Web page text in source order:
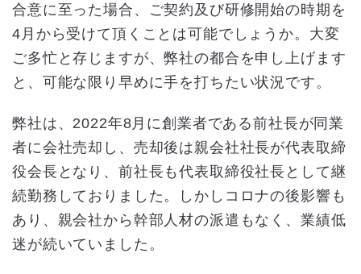
合意に至った場合、ご契約及び研修開始の時期を
4月から受けて頂くことは可能でしょうか。大変
ご多忙と存じますが、弊社の都合を申し上げます
と、可能な限り早めに手を打ちたい状況です。
弊社は、2022年8月に創業者である前社長が同業
者に会社売却し、売却後は親会社社長が代表取締
役会長となり、前社長も代表取締役社長として継
続勤務しておりました。しかしコロナの後影響も
あり、親会社から幹部人材の派遣もなく、業績低
迷が続いていました。